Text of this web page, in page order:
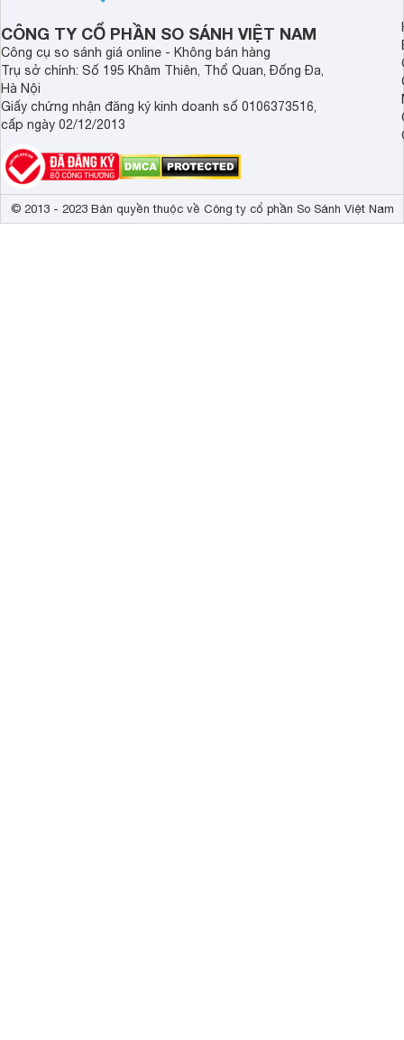
CÔNG TY CỔ PHẦN SO SÁNH VIỆT NAM
Công cụ so sánh giá online - Không bán hàng
Trụ sở chính: Số 195 Khâm Thiên, Thổ Quan, Đống Đa,
Hà Nội
Giấy chứng nhận đăng ký kinh doanh số 0106373516,
cấp ngày 02/12/2013
© 2013 - 2023 Bản quyền thuộc về Công ty cổ phần So Sánh Việt Nam